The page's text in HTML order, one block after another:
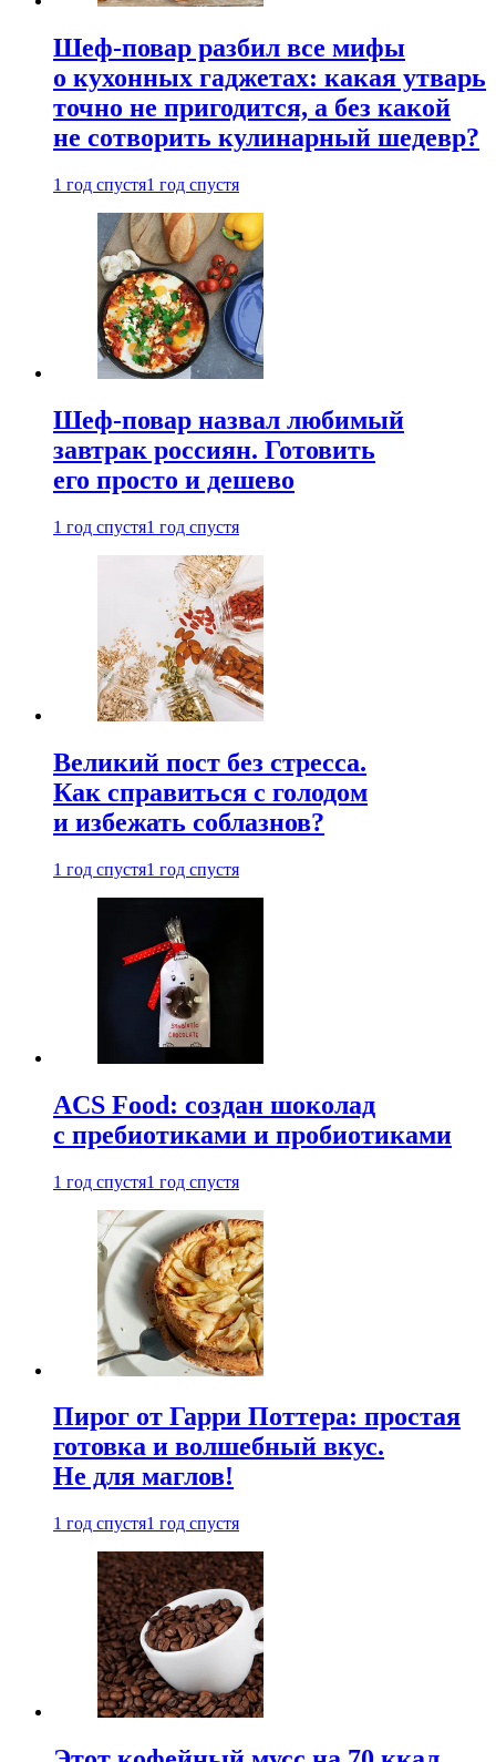
Шеф-повар разбил все мифы
о кухонных гаджетах: какая утварь
точно не пригодится, а без какой
не сотворить кулинарный шедевр?
1 год спустя1 год спустя
Шеф-повар назвал любимый
завтрак россиян. Готовить
его просто и дешево
1 год спустя1 год спустя
Великий пост без стресса.
Как справиться с голодом
и избежать соблазнов?
1 год спустя1 год спустя
ACS Food: создан шоколад
с пребиотиками и пробиотиками
1 год спустя1 год спустя
Пирог от Гарри Поттера: простая
готовка и волшебный вкус.
Не для маглов!
1 год спустя1 год спустя